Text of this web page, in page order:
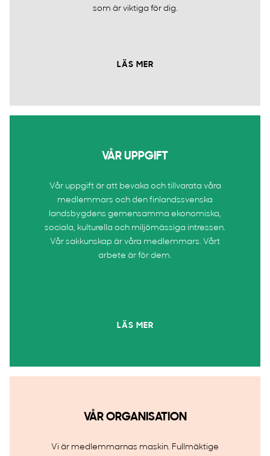
som är viktiga för dig.
LÄS MER
VÅR UPPGIFT
Vår uppgift är att bevaka och tillvarata våra
medlemmars och den finlandssvenska
landsbygdens gemensamma ekonomiska,
sociala, kulturella och miljömässiga intressen.
Vår sakkunskap är våra medlemmars. Vårt
arbete är för dem.
LÄS MER
VÅR ORGANISATION
Vi är medlemmarnas maskin. Fullmäktige